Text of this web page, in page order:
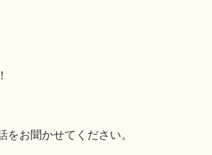
お聞かせてください。